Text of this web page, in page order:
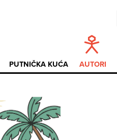
PUTNIČKA KUĆA AUTORI